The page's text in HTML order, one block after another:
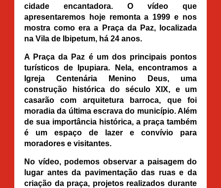
cidade encantadora. O vídeo que
apresentaremos hoje remonta a 1999 e nos
mostra como era a Praça da Paz, localizada
na Vila de Ibipetum, há 24 anos.
A Praça da Paz é um dos principais pontos
turísticos de Ipupiara. Nela, encontramos a
Igreja Centenária Menino Deus, uma
construção histórica do século XIX, e um
casarão com arquitetura barroca, que foi
moradia da última escrava do município. Além
de sua importância histórica, a praça também
é um espaço de lazer e convívio para
moradores e visitantes.
No vídeo, podemos observar a paisagem do
lugar antes da pavimentação das ruas e da
criação da praça, projetos realizados durante